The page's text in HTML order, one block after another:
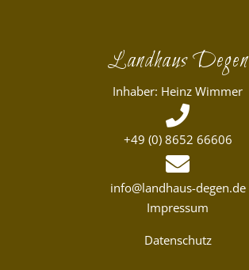
Landhaus Degen
Inhaber: Heinz Wimmer
+49 (0) 8652 66606
info@landhaus-degen.de
Impressum
Datenschutz